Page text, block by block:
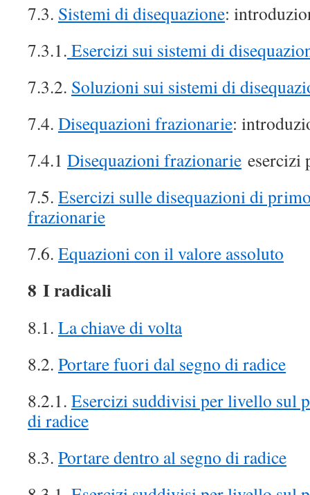
7.3. Sistemi di disequazione:
7.3.1. Esercizi sui sistemi di
7.3.2. Soluzioni sui sistemi di
7.4. Disequazioni frazionarie:
7.4.1 Disequazioni frazionarie esercizi
7.5. Esercizi sulle disequazioni di
frazionarie
7.6. Equazioni con il valore assoluto
8 I radicali
8.1. La chiave di volta
8.2. Portare fuori dal segno di radice
8.2.1. Esercizi suddivisi per livello sul
di radice
8.3. Portare dentro al segno di radice